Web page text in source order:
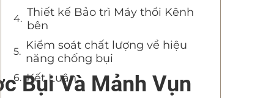
Bụi Và Mảnh Vụn
Thiết kế Bảo trì Máy thổi Kênh
bên
Kiểm soát chất lượng về hiệu
năng chống bụi
Kết Luận